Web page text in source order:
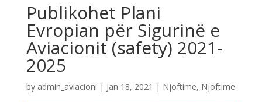
Publikohet Plani
Evropian për Sigurinë e
Aviacionit (safety) 2021-
2025
by admin_aviacioni | Jan 18, 2021 | Njoftime, Njoftime